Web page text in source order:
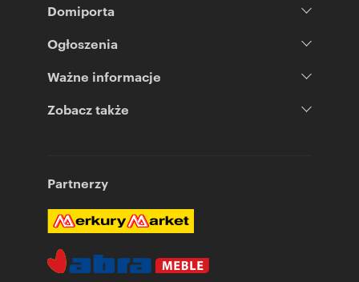
Domiporta
Ogłoszenia
Ważne informacje
Zobacz także
Partnerzy